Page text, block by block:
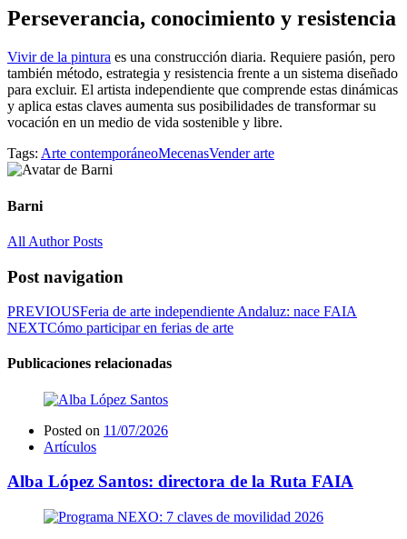
Perseverancia, conocimiento y resistencia
Vivir de la pintura es una construcción diaria. Requiere pasión, pero
también método, estrategia y resistencia frente a un sistema diseñado
para excluir. El artista independiente que comprende estas dinámicas
y aplica estas claves aumenta sus posibilidades de transformar su
vocación en un medio de vida sostenible y libre.
Tags: Arte contemporáneoMecenasVender arte
Barni
All Author Posts
Post navigation
PREVIOUSFeria de arte independiente Andaluz: nace FAIA
NEXTCómo participar en ferias de arte
Publicaciones relacionadas
Posted on 11/07/2026
Artículos
Alba López Santos: directora de la Ruta FAIA